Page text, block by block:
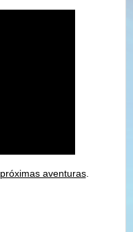
próximas aventuras.